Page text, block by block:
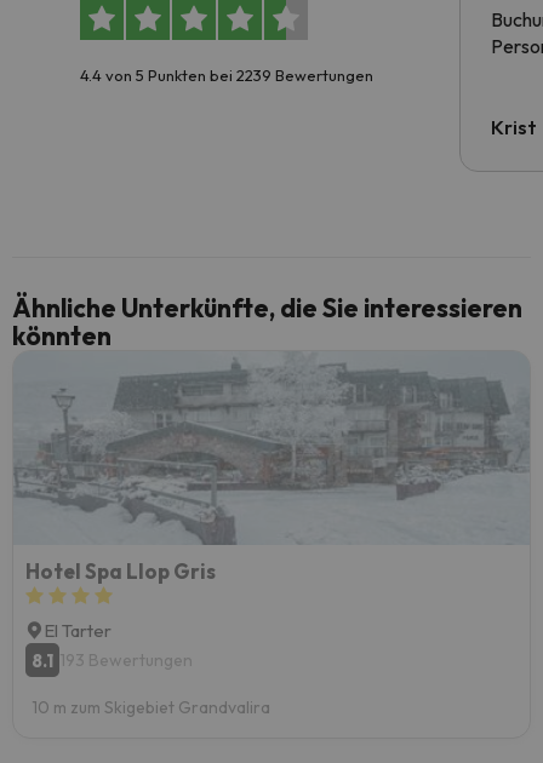
4.4 von 5 Punkten bei 2239 Bewertungen
Krist
Ähnliche Unterkünfte, die Sie interessieren
könnten
Hotel Spa Llop Gris
El Tarter
8.1 193 Bewertungen
10 m zum Skigebiet Grandvalira